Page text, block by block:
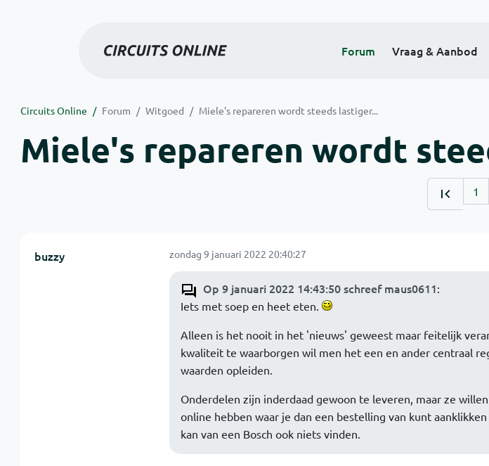
Forum Vraag & Aanbod
Circuits Online Forum Witgoed Miele's repareren wordt steeds lastiger...
Miele's repareren wordt
1
buzzy zondag 9 januari 2022 20:40:27
Op 9 januari 2022 14:43:50 schreef maus0611:
Iets met soep en heet eten.
Alleen is het nooit in het 'nieuws' geweest maar feitelijk
kwaliteit te waarborgen wil men het een en ander centraal
waarden opleiden.
Onderdelen zijn inderdaad gewoon te leveren, maar ze
online hebben waar je dan een bestelling van kunt aanklikken
kan van een Bosch ook niets vinden.